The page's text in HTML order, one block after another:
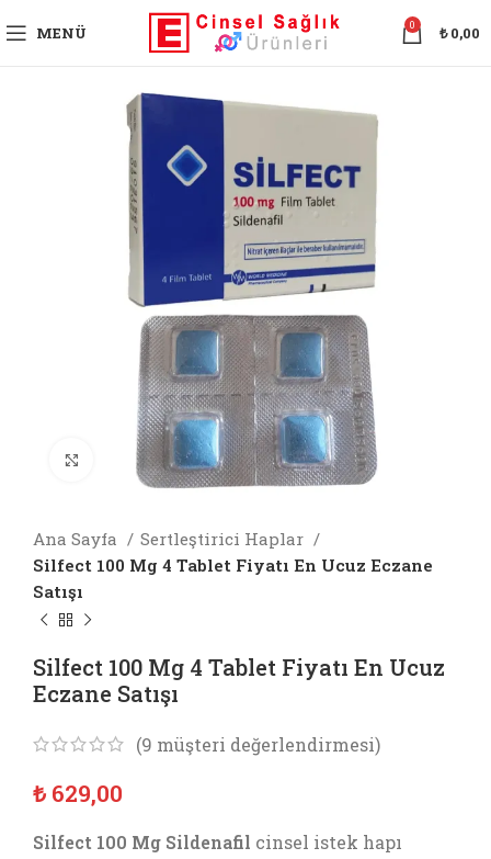
MENÜ 0 ₺0,00
Büyütmek için tıklayın
Ana Sayfa
Sertleştirici Haplar
Silfect 100 Mg 4 Tablet Fiyatı En Ucuz Eczane
Satışı
Silfect 100 Mg 4 Tablet Fiyatı En Ucuz
Eczane Satışı
(9 müşteri değerlendirmesi)
₺ 629,00
Silfect 100 Mg Sildenafil cinsel istek hapı